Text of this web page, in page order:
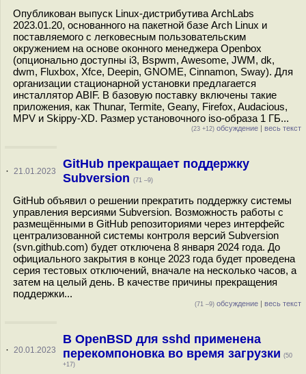
Опубликован выпуск Linux-дистрибутива ArchLabs
2023.01.20, основанного на пакетной базе Arch Linux и
поставляемого с легковесным пользовательским
окружением на основе оконного менеджера Openbox
(опционально доступны i3, Bspwm, Awesome, JWM, dk,
dwm, Fluxbox, Xfce, Deepin, GNOME, Cinnamon, Sway). Для
организации стационарной установки предлагается
инсталлятор ABIF. В базовую поставку включены такие
приложения, как Thunar, Termite, Geany, Firefox, Audacious,
MPV и Skippy-XD. Размер установочного iso-образа 1 ГБ...
(23 +12) обсуждение | весь текст
· 21.01.2023
GitHub прекращает поддержку
Subversion (71 –9)
GitHub объявил о решении прекратить поддержку системы
управления версиями Subversion. Возможность работы с
размещёнными в GitHub репозиториями через интерфейс
централизованной системы контроля версий Subversion
(svn.github.com) будет отключена 8 января 2024 года. До
официального закрытия в конце 2023 года будет проведена
серия тестовых отключений, вначале на несколько часов, а
затем на целый день. В качестве причины прекращения
поддержки...
(71 –9) обсуждение | весь текст
· 20.01.2023
В OpenBSD для sshd применена
перекомпоновка во время загрузки (50
+17)